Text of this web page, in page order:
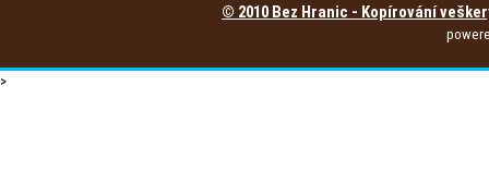
© 2010 Bez Hranic - Kopírování
>